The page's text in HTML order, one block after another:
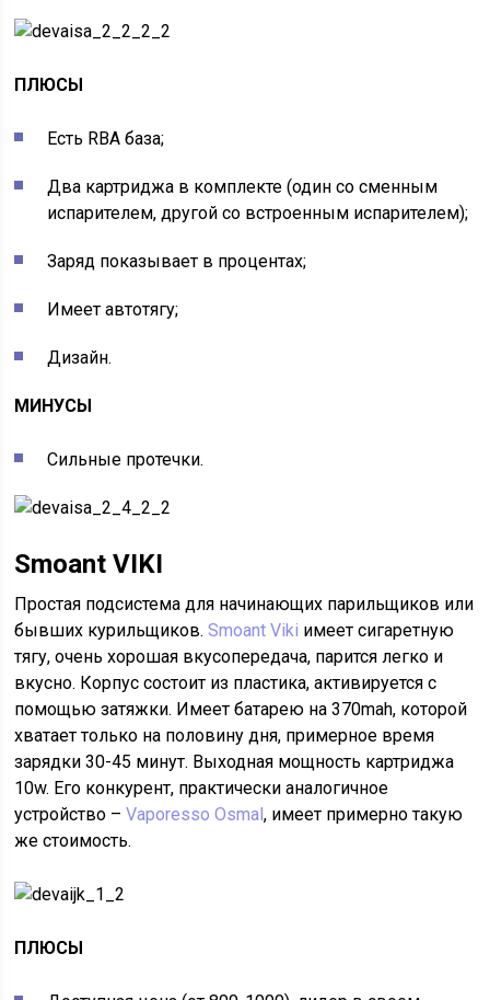
ПЛЮСЫ
Есть RBA база;
Два картриджа в комплекте (один со сменным
испарителем, другой со встроенным испарителем);
Заряд показывает в процентах;
Имеет автотягу;
Дизайн.
МИНУСЫ
Сильные протечки.
Smoant VIKI
Простая подсистема для начинающих парильщиков или
бывших курильщиков.Smoant Viki имеет сигаретную
тягу, очень хорошая вкусопередача, парится легко и
вкусно. Корпус состоит из пластика, активируется с
помощью затяжки. Имеет батарею на 370mah, которой
хватает только на половину дня, примерное время
зарядки 30-45 минут. Выходная мощность картриджа
10w. Его конкурент, практически аналогичное
устройство –Vaporesso Osmal, имеет примерно такую
же стоимость.
ПЛЮСЫ